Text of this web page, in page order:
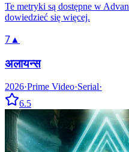
Te metryki są dostępne w
dowiedzieć się więcej.
7 ▲
अलायन्स
2026·Prime Video·Serial·
6.5